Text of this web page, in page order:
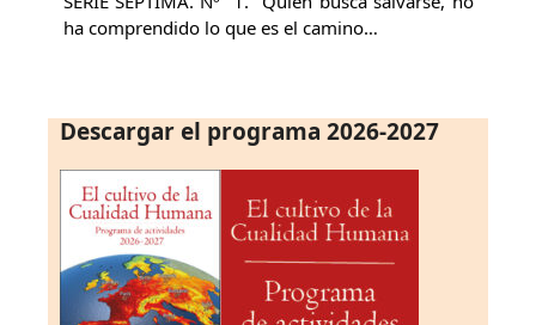
ha comprendido lo que es el camino…
Descargar el programa 2026-2027